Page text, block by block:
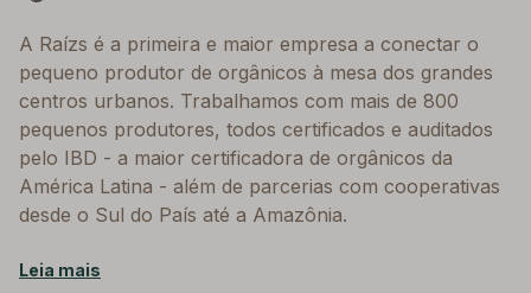
A Raízs é a primeira e maior empresa a conectar o
pequeno produtor de orgânicos à mesa dos grandes
centros urbanos. Trabalhamos com mais de 800
pequenos produtores, todos certificados e auditados
pelo IBD - a maior certificadora de orgânicos da
América Latina - além de parcerias com cooperativas
desde o Sul do País até a Amazônia.
Leia mais